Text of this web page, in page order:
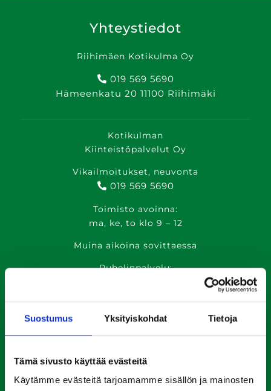
Suostumus Yksityiskohdat Tietoja
Tämä sivusto käyttää evästeitä
Käytämme evästeitä tarjoamamme sisällön ja mainosten
Yhteystiedot
Riihimäen Kotikulma Oy
019 569 5690
Hämeenkatu 20 11100 Riihimäki
Kotikulman
Kiinteistöpalvelut Oy
Vikailmoitukset, neuvonta
019 569 5690
Toimisto avoinna:
ma, ke, to klo 9 – 12
Muina aikoina sovittaessa
Puhelinpalvelu:
ti, pe klo 9 – 12
kotikulma@riihimaki.fi
041 5450 165